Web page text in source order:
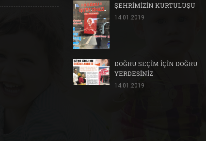
ŞEHRİMİZİN KURTULUŞU
14.01.2019
DOĞRU SEÇİM İÇİN DOĞRU
YERDESİNİZ
14.01.2019